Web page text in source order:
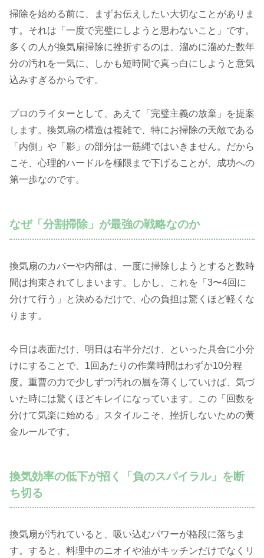
掃除を始める前に、まずお伝えしたい大切なことがありま
す。それは「一度で完璧にしようと思わないこと」です。
多くの人が換気扇掃除に挫折するのは、溜めに溜めた数年
分の汚れを一気に、しかも短時間で真っ白にしようと意気
込みすぎるからです。
プロのライターとして、あえて「完璧主義の放棄」を提案
します。換気扇の構造は複雑で、特にお掃除の天敵である
「内側」や「影」の部分は一筋縄ではいきません。だから
こそ、心理的ハードルを極限まで下げることが、成功への
第一歩なのです。
なぜ「分割掃除」が最強の戦略なのか
換気扇のカバーや内部は、一度に掃除しようとすると数時
間は拘束されてしまいます。しかし、これを「3〜4回に
分けて行う」と決めるだけで、心の負担は驚くほど軽くな
ります。
今日は表面だけ、明日は右半分だけ、といった具合に小分
けにすることで、1回あたりの作業時間はわずか10分程
度。重曹の力で少しずつ汚れの層を薄くしていけば、気づ
いた時には驚くほどキレイになっています。この「回数を
分けて気楽に始める」スタイルこそ、挫折しないための黄
金ルールです。
換気効率の低下が招く「負のスパイラル」を断
ち切る
換気扇が汚れていると、吸い込むパワーが格段に落ちま
す。すると、料理中のニオイや油がキッチンだけでなくリ